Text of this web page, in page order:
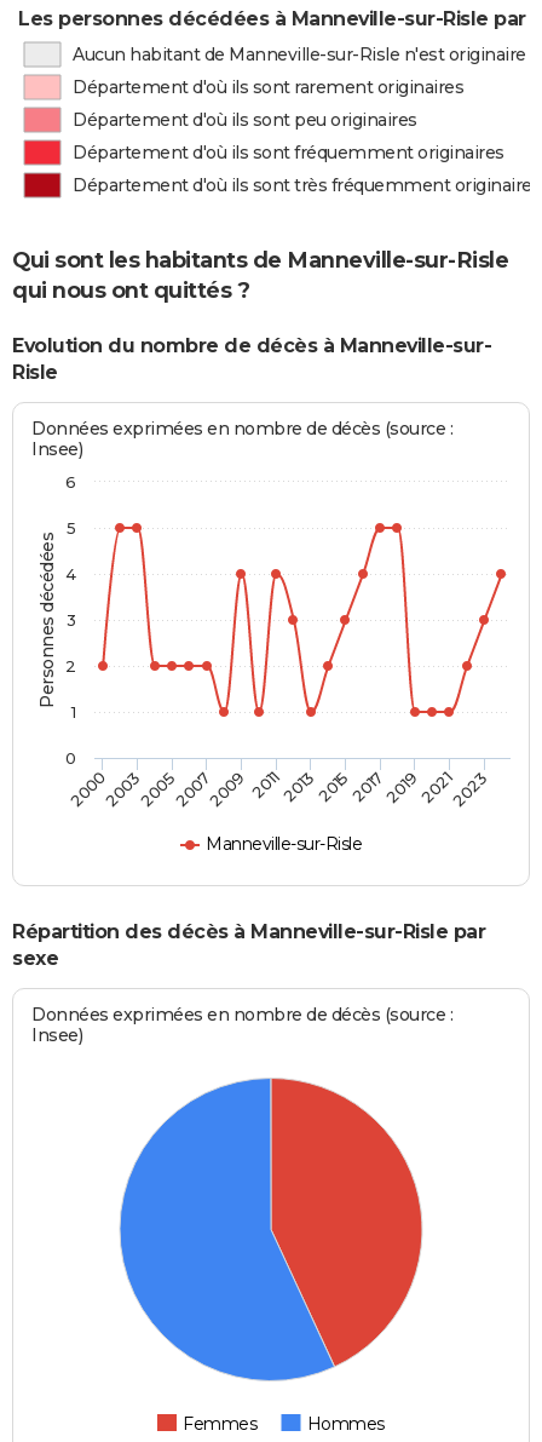
Les personnes décédées à Manneville-sur-Risle par
Aucun habitant de Manneville-sur-Risle n'est originaire
Département d'où ils sont rarement originaires
Département d'où ils sont peu originaires
Département d'où ils sont fréquemment originaires
Département d'où ils sont très fréquemment originaires
Qui sont les habitants de Manneville-sur-Risle
qui nous ont quittés ?
Evolution du nombre de décès à Manneville-sur-
Risle
Personnes décédées
Données exprimées en nombre de décès (source :
Insee)
Manneville-sur-Risle
20002003200520072009 2011201320152017201920212023
0
1
2
3
4
5
6
Répartition des décès à Manneville-sur-Risle par
sexe
Données exprimées en nombre de décès (source :
Insee)
Femmes Hommes